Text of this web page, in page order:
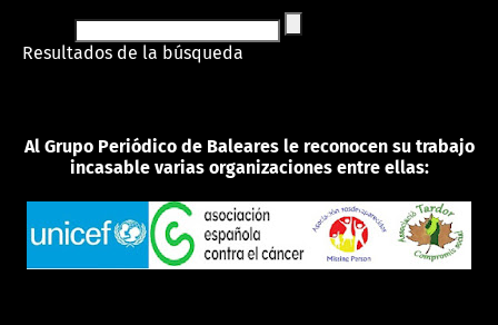
Resultados de la búsqueda
Al Grupo Periódico de Baleares le reconocen su trabajo
incasable varias organizaciones entre ellas: